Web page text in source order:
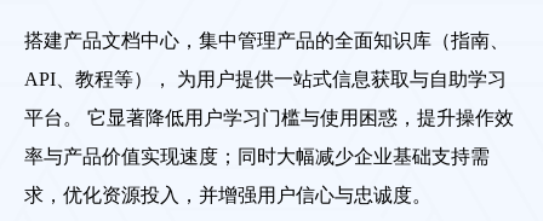
搭建产品文档中心，集中管理产品的全面知识库（指南、
API、教程等）， 为用户提供一站式信息获取与自助学习
平台。 它显著降低用户学习门槛与使用困惑，提升操作效
率与产品价值实现速度；同时大幅减少企业基础支持需
求，优化资源投入，并增强用户信心与忠诚度。